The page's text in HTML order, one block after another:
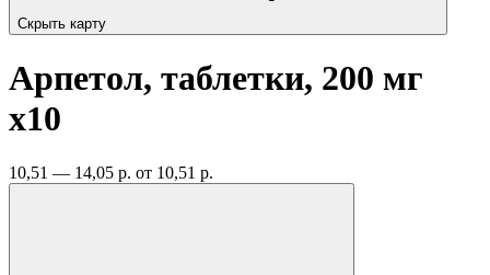
Скрыть карту
Арпетол, таблетки, 200 мг
x10
10,51 — 14,05 р. от 10,51 р.